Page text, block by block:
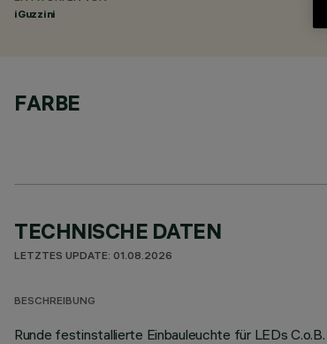
iGuzzini
FARBE
TECHNISCHE DATEN
LETZTES UPDATE: 01.08.2026
BESCHREIBUNG
Runde festinstallierte Einbauleuchte für LEDs